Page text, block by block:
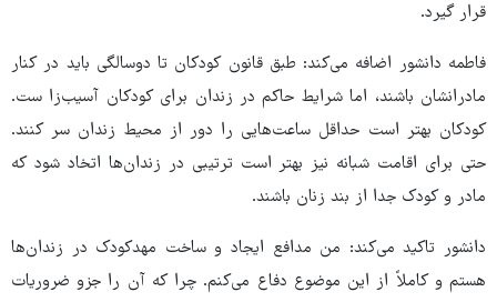
قرار گیرد.
فاطمه دانشور اضافه می‌کند: طبق قانون کودکان تا دوسالگی باید در کنار
مادرانشان باشند، اما شرایط حاکم در زندان برای کودکان آسیب‌زا ست.
کودکان بهتر است حداقل ساعت‌هایی را دور از محیط زندان سر کنند.
حتی برای اقامت شبانه نیز بهتر است ترتیبی در زندان‌ها اتخاد شود که
مادر و کودک جدا از بند زنان باشند.
دانشور تاکید می‌کند: من مدافع ایجاد و ساخت مهدکودک در زندان‌ها
هستم و کاملاً از این موضوع دفاع می‌کنم. چرا که آن را جزو ضروریات